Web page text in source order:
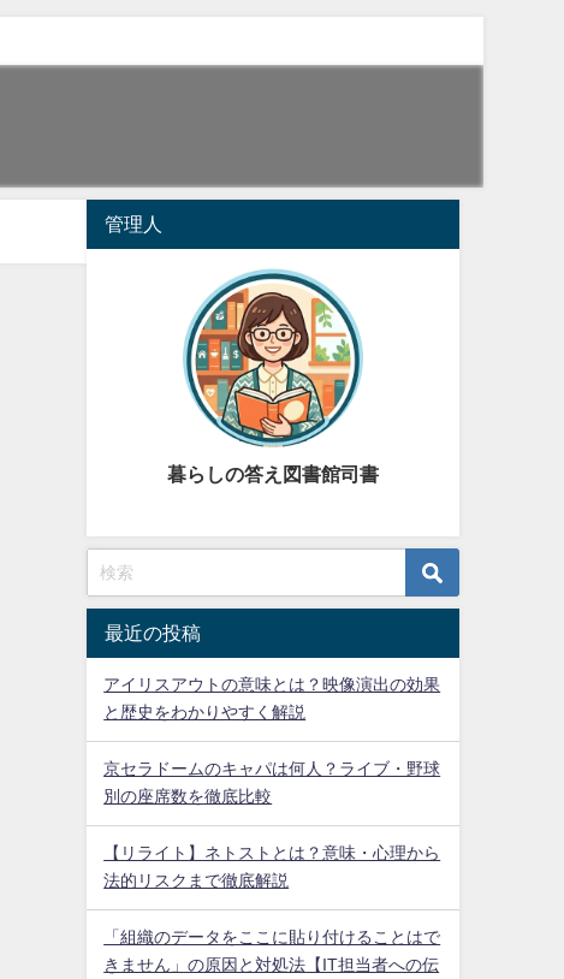
管理人
暮らしの答え図書館司書
最近の投稿
アイリスアウトの意味とは？映像演出の効果
と歴史をわかりやすく解説
京セラドームのキャパは何人？ライブ・野球
別の座席数を徹底比較
【リライト】ネトストとは？意味・心理から
法的リスクまで徹底解説
「組織のデータをここに貼り付けることはで
きません」の原因と対処法【IT担当者への伝